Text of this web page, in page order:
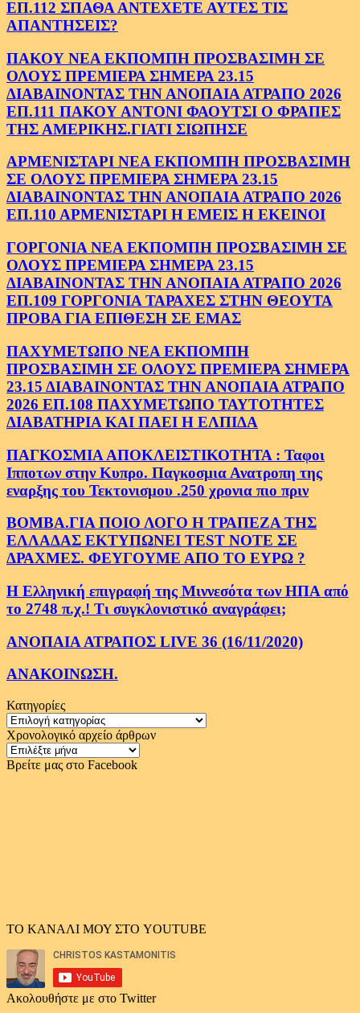
ΕΠ.112 ΣΠΑΘΑ ΑΝΤΕΧΕΤΕ ΑΥΤΕΣ ΤΙΣ
ΑΠΑΝΤΗΣΕΙΣ?
ΠΑΚΟΥ ΝΕΑ ΕΚΠΟΜΠΗ ΠΡΟΣΒΑΣΙΜΗ ΣΕ
ΟΛΟΥΣ ΠΡΕΜΙΕΡΑ ΣΗΜΕΡΑ 23.15
ΔΙΑΒΑΙΝΟΝΤΑΣ ΤΗΝ ΑΝΟΠΑΙΑ ΑΤΡΑΠΟ 2026
ΕΠ.111 ΠΑΚΟΥ ΑΝΤΟΝΙ ΦΑΟΥΤΣΙ Ο ΦΡΑΠΕΣ
ΤΗΣ ΑΜΕΡΙΚΗΣ.ΓΙΑΤΙ ΣΙΩΠΗΣΕ
ΑΡΜΕΝΙΣΤΑΡΙ ΝΕΑ ΕΚΠΟΜΠΗ ΠΡΟΣΒΑΣΙΜΗ
ΣΕ ΟΛΟΥΣ ΠΡΕΜΙΕΡΑ ΣΗΜΕΡΑ 23.15
ΔΙΑΒΑΙΝΟΝΤΑΣ ΤΗΝ ΑΝΟΠΑΙΑ ΑΤΡΑΠΟ 2026
ΕΠ.110 ΑΡΜΕΝΙΣΤΑΡΙ Η ΕΜΕΙΣ Η ΕΚΕΙΝΟΙ
ΓΟΡΓΟΝΙΑ ΝΕΑ ΕΚΠΟΜΠΗ ΠΡΟΣΒΑΣΙΜΗ ΣΕ
ΟΛΟΥΣ ΠΡΕΜΙΕΡΑ ΣΗΜΕΡΑ 23.15
ΔΙΑΒΑΙΝΟΝΤΑΣ ΤΗΝ ΑΝΟΠΑΙΑ ΑΤΡΑΠΟ 2026
ΕΠ.109 ΓΟΡΓΟΝΙΑ ΤΑΡΑΧΕΣ ΣΤΗΝ ΘΕΟΥΤΑ
ΠΡΟΒΑ ΓΙΑ ΕΠΙΘΕΣΗ ΣΕ ΕΜΑΣ
ΠΑΧΥΜΕΤΩΠΟ ΝΕΑ ΕΚΠΟΜΠΗ
ΠΡΟΣΒΑΣΙΜΗ ΣΕ ΟΛΟΥΣ ΠΡΕΜΙΕΡΑ ΣΗΜΕΡΑ
23.15 ΔΙΑΒΑΙΝΟΝΤΑΣ ΤΗΝ ΑΝΟΠΑΙΑ ΑΤΡΑΠΟ
2026 ΕΠ.108 ΠΑΧΥΜΕΤΩΠΟ ΤΑΥΤΟΤΗΤΕΣ
ΔΙΑΒΑΤΗΡΙΑ ΚΑΙ ΠΑΕΙ Η ΕΛΠΙΔΑ
ΠΑΓΚΟΣΜΙΑ ΑΠΟΚΛΕΙΣΤΙΚΟΤΗΤΑ : Ταφοι
Ιπποτων στην Κυπρο. Παγκοσμια Ανατροπη της
εναρξης του Τεκτονισμου .250 χρονια πιο πριν
ΒΟΜΒΑ.ΓΙΑ ΠΟΙΟ ΛΟΓΟ Η ΤΡΑΠΕΖΑ ΤΗΣ
ΕΛΛΑΔΑΣ ΕΚΤΥΠΩΝΕΙ TEST NOTE ΣΕ
ΔΡΑΧΜΕΣ. ΦΕΥΓΟΥΜΕ ΑΠΟ ΤΟ ΕΥΡΩ ?
Η Ελληνική επιγραφή της Μιννεσότα των ΗΠΑ από
το 2748 π.χ.! Τι συγκλονιστικό αναγράφει;
ΑΝΟΠΑΙΑ ΑΤΡΑΠΟΣ LIVE 36 (16/11/2020)
ΑΝΑΚΟΙΝΩΣΗ.
Κατηγορίες
Κατηγορίες
Χρονολογικό αρχείο άρθρων
Χρονολογικό
αρχείο
Βρείτε μας στο Facebook
ΤΟ ΚΑΝΑΛΙ ΜΟΥ ΣΤΟ YOUTUBE
Ακολουθήστε με στο Twitter